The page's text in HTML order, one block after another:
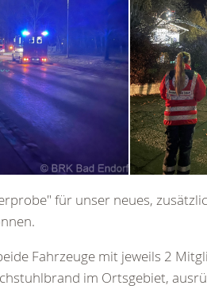
für unser neues,
Fahrzeuge mit jeweils 2
im Ortsgebiet,